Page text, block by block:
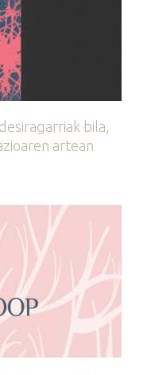
bila,
artean